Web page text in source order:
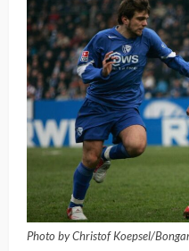
Photo by Christof Koepsel/